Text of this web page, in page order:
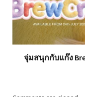
จุ่มสนุกกับแก๊ง